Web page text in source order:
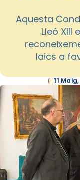
Aquesta
Lleó XIII
laics a
11 Maig,